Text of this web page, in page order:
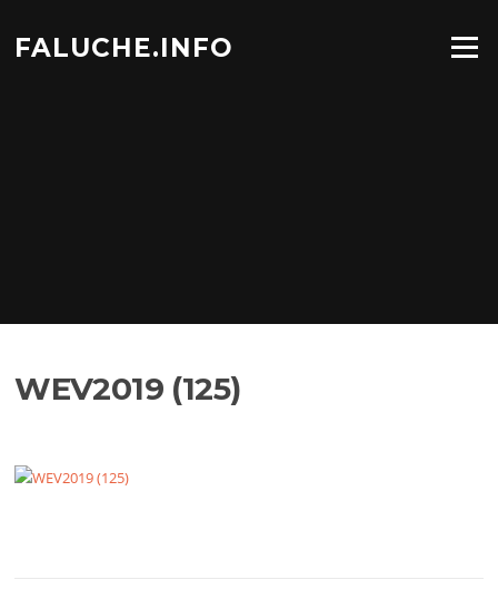
contenu
FALUCHE.INFO Menu
WEV2019 (125)